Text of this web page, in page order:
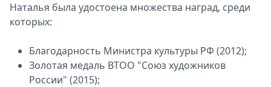
Наталья была удостоена множества наград, среди
которых:
Благодарность Министра культуры РФ (2012);
Золотая медаль ВТОО "Союз художников
России" (2015);